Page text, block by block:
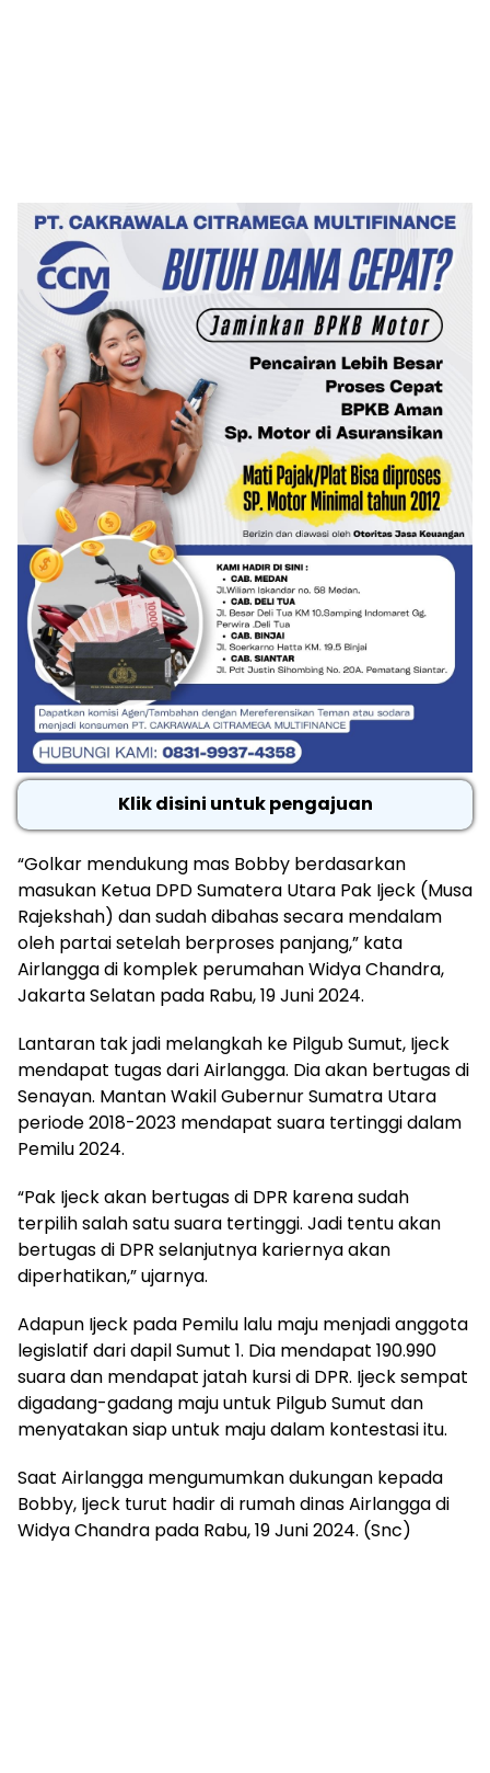
Klik disini untuk pengajuan
“Golkar mendukung mas Bobby berdasarkan
masukan Ketua DPD Sumatera Utara Pak Ijeck (Musa
Rajekshah) dan sudah dibahas secara mendalam
oleh partai setelah berproses panjang,” kata
Airlangga di komplek perumahan Widya Chandra,
Jakarta Selatan pada Rabu, 19 Juni 2024.
Lantaran tak jadi melangkah ke Pilgub Sumut, Ijeck
mendapat tugas dari Airlangga. Dia akan bertugas di
Senayan. Mantan Wakil Gubernur Sumatra Utara
periode 2018-2023 mendapat suara tertinggi dalam
Pemilu 2024.
“Pak Ijeck akan bertugas di DPR karena sudah
terpilih salah satu suara tertinggi. Jadi tentu akan
bertugas di DPR selanjutnya kariernya akan
diperhatikan,” ujarnya.
Adapun Ijeck pada Pemilu lalu maju menjadi anggota
legislatif dari dapil Sumut 1. Dia mendapat 190.990
suara dan mendapat jatah kursi di DPR. Ijeck sempat
digadang-gadang maju untuk Pilgub Sumut dan
menyatakan siap untuk maju dalam kontestasi itu.
Saat Airlangga mengumumkan dukungan kepada
Bobby, Ijeck turut hadir di rumah dinas Airlangga di
Widya Chandra pada Rabu, 19 Juni 2024. (Snc)